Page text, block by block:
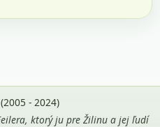
- 2024)
ktorý ju pre Žilinu a jej ľudí